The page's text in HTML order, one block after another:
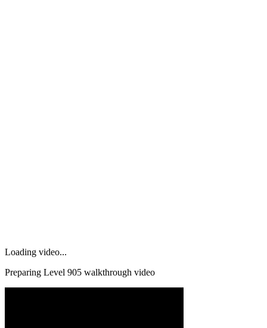
Loading video...
Preparing Level 905 walkthrough video